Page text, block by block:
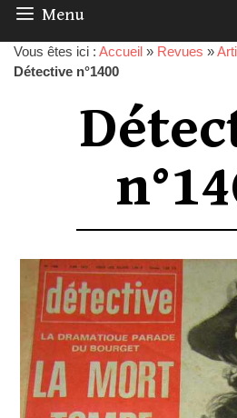
Menu
Vous êtes ici : Accueil » Revues »
Détective n°1400